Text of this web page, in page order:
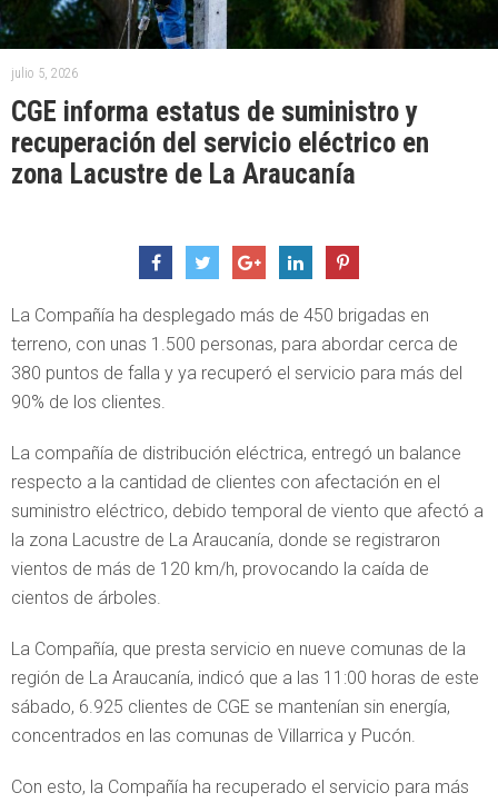
julio 5, 2026
CGE informa estatus de suministro y
recuperación del servicio eléctrico en
zona Lacustre de La Araucanía
La Compañía ha desplegado más de 450 brigadas en
terreno, con unas 1.500 personas, para abordar cerca de
380 puntos de falla y ya recuperó el servicio para más del
90% de los clientes.
La compañía de distribución eléctrica, entregó un balance
respecto a la cantidad de clientes con afectación en el
suministro eléctrico, debido temporal de viento que afectó a
la zona Lacustre de La Araucanía, donde se registraron
vientos de más de 120 km/h, provocando la caída de
cientos de árboles.
La Compañía, que presta servicio en nueve comunas de la
región de La Araucanía, indicó que a las 11:00 horas de este
sábado, 6.925 clientes de CGE se mantenían sin energía,
concentrados en las comunas de Villarrica y Pucón.
Con esto, la Compañía ha recuperado el servicio para más